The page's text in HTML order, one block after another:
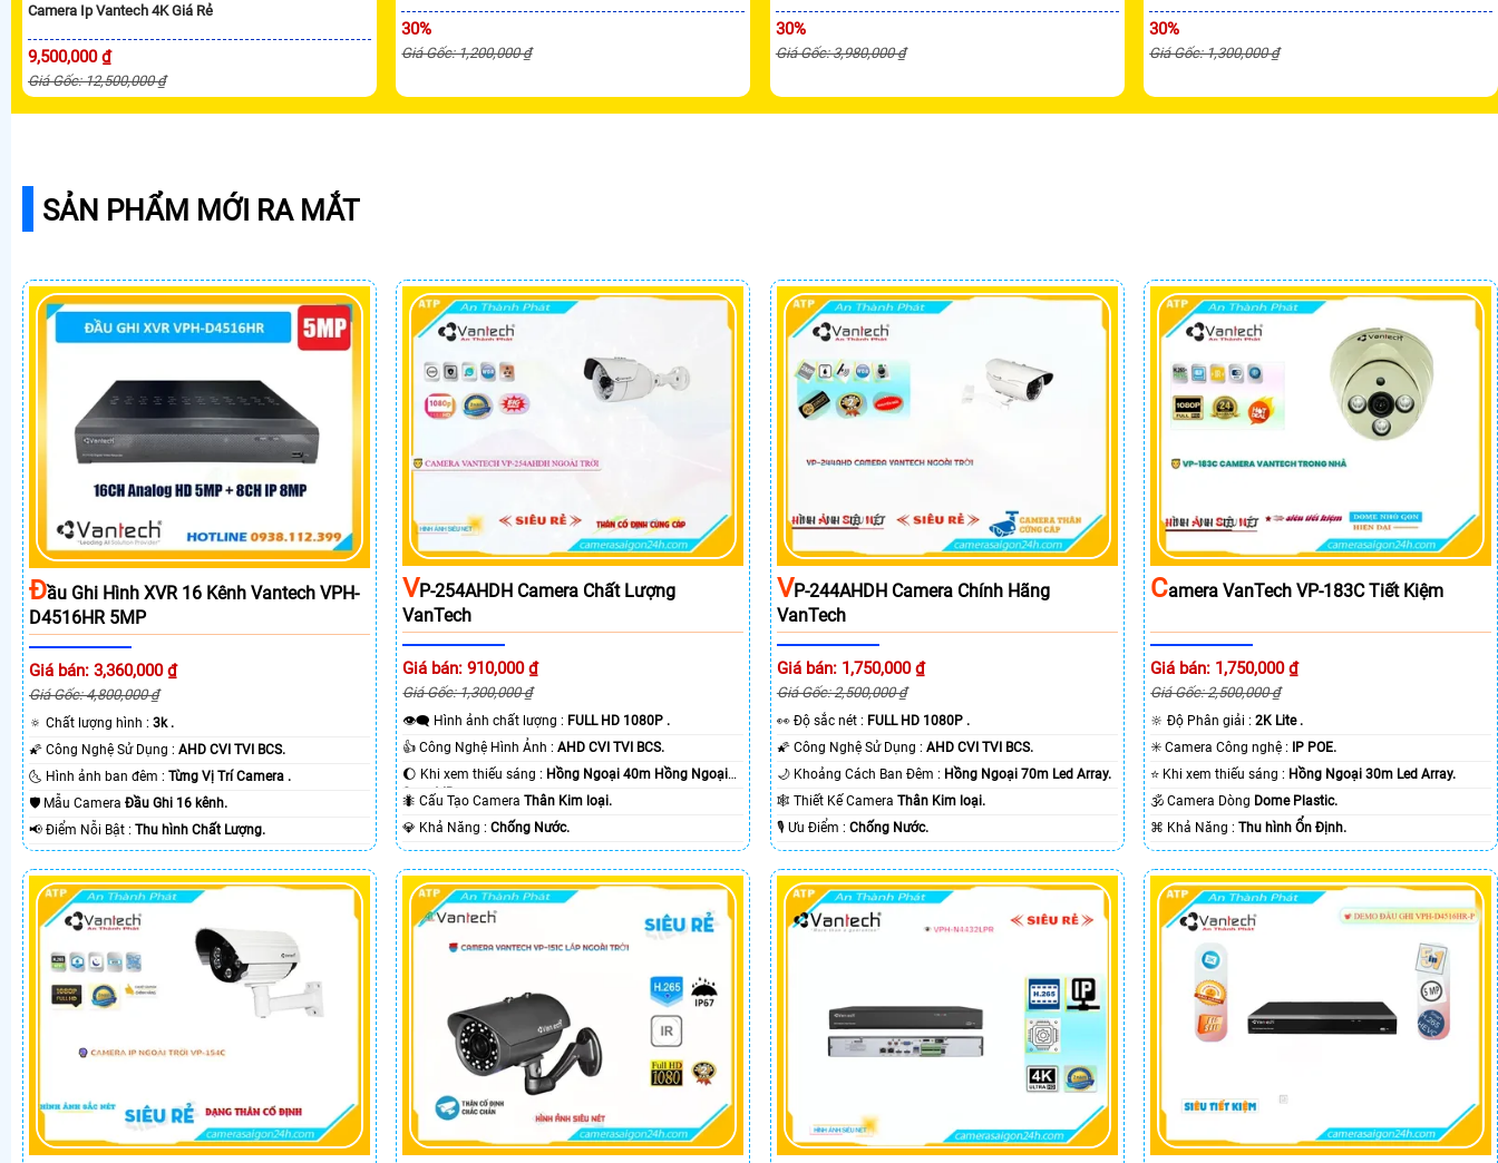
Camera Ip Vantech 4K Giá Rẻ
9,500,000 ₫
Giá Gốc: 12,500,000 ₫
30%
Giá Gốc: 1,200,000 ₫
30%
Giá Gốc: 3,980,000 ₫
30%
Giá Gốc: 1,300,000 ₫
SẢN PHẨM MỚI RA MẮT
ĐẦu Ghi Hình XVR 16 Kênh Vantech VPH-
D4516HR 5MP
Giá bán: 3,360,000 ₫
Giá Gốc: 4,800,000 ₫
🔅 Chất lượng hình : 3k .
🌠 Công Nghệ Sử Dụng : AHD CVI TVI BCS.
🌜 Hình ảnh ban đêm : Từng Vị Trí Camera .
🛡 Mẫu Camera Đầu Ghi 16 kênh.
️📢 Điểm Nỗi Bật : Thu hình Chất Lượng.
VP-254AHDH Camera Chất Lượng
VanTech
Giá bán: 910,000 ₫
Giá Gốc: 1,300,000 ₫
👁️‍🗨 Hình ảnh chất lượng : FULL HD 1080P .
👍 Công Nghệ Hình Ảnh :AHD CVI TVI BCS.
🌔 Khi xem thiếu sáng : Hồng Ngoại 40m Hồng Ngoại
Smart IR.
🐜 Cấu Tạo CameraThân Kim loại.
️💎 Khả Năng :Chống Nước.
VP-244AHDH Camera Chính Hãng
VanTech
Giá bán: 1,750,000 ₫
Giá Gốc: 2,500,000 ₫
️👀 Độ sắc nét : FULL HD 1080P .
🌠 Công Nghệ Sử Dụng : AHD CVI TVI BCS.
🌙 Khoảng Cách Ban Đêm : Hồng Ngoại 70m Led Array.
🕸️ Thiết Kế Camera Thân Kim loại.
️🎙 Ưu Điểm : Chống Nước.
CAmera VanTech VP-183C Tiết Kiệm
Giá bán: 1,750,000 ₫
Giá Gốc: 2,500,000 ₫
🔆 Độ Phân giải :2K Lite .
✳️ Camera Công nghệ :
IP POE.
⭐ Khi xem thiếu sáng : Hồng Ngoại 30m Led Array.
🕉️ Camera Dòng Dome Plastic.
️⌘ Khả Năng :Thu hình Ổn Định.